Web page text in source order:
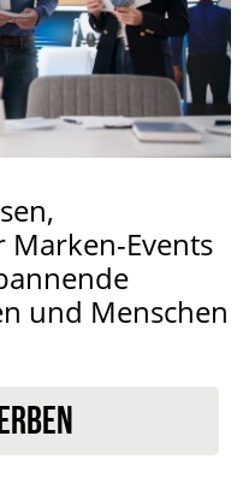
Events
und Menschen